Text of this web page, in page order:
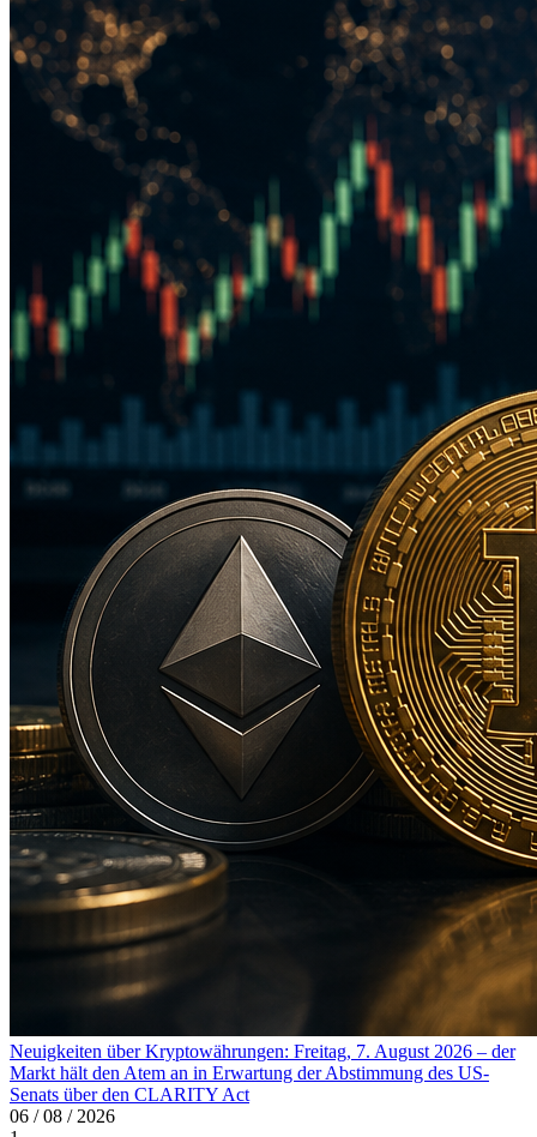
Neuigkeiten über Kryptowährungen: Freitag, 7. August 2026 – der
Markt hält den Atem an in Erwartung der Abstimmung des US-
Senats über den CLARITY Act
06 / 08 / 2026